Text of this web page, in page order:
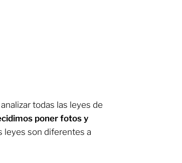
todas las leyes de
poner fotos y
leyes son diferentes a